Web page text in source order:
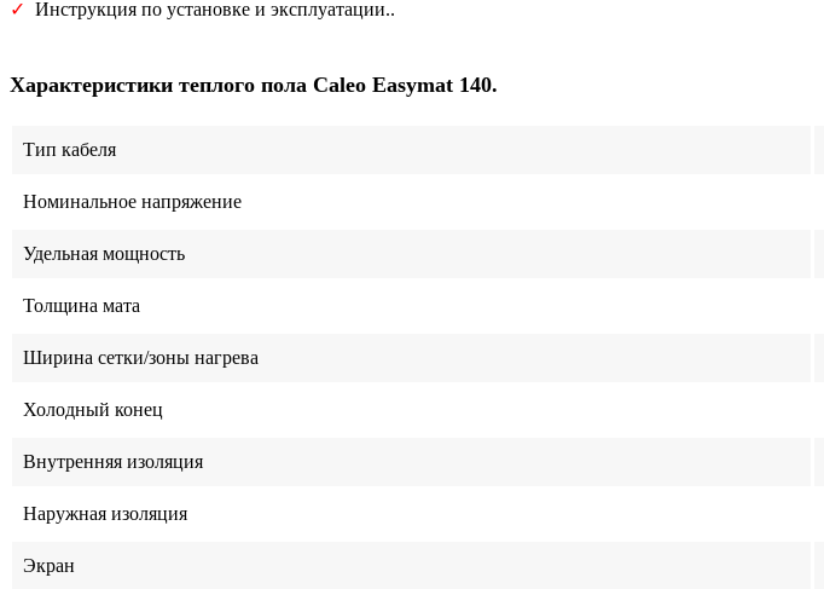
✓ Инструкция по установке и эксплуатации..
Характеристики теплого пола Caleo Easymat 140.
Тип кабеля
Номинальное напряжение
Удельная мощность
Толщина мата
Ширина сетки/зоны нагрева
Холодный конец
Внутренняя изоляция
Наружная изоляция
Экран